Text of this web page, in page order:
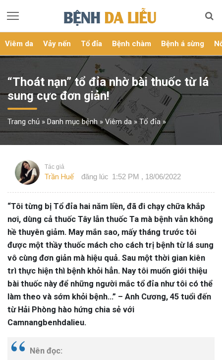
Viêm da Vảy nến Tổ đỉa Bệnh chàm Bệnh á sừng
“Thoát nạn” tổ đỉa nhờ bài thuốc từ lá
sung cực đơn giản!
Trang chủ » Danh mục bệnh » Viêm da »Tổ đỉa»
Tác giả
Trần Huế đăng lúc 1:52 PM , 18/06/2022
“Tôi từng bị Tổ đỉa hai năm liền, đã đi chạy chữa khắp
nơi, dùng cả thuốc Tây lẫn thuốc Ta mà bệnh vẫn không
hề thuyên giảm. May mắn sao, mấy tháng trước tôi
được một thầy thuốc mách cho cách trị bệnh từ lá sung
vô cùng đơn giản mà hiệu quả. Sau một thời gian kiên
trì thực hiện thì bệnh khỏi hẳn. Nay tôi muốn giới thiệu
bài thuốc này để những người mắc tổ đỉa như tôi có thể
làm theo và sớm khỏi bệnh…” – Anh Cương, 45 tuổi đến
từ Hải Phòng hào hứng chia sẻ với
Camnangbenhdalieu.
Nên đọc: